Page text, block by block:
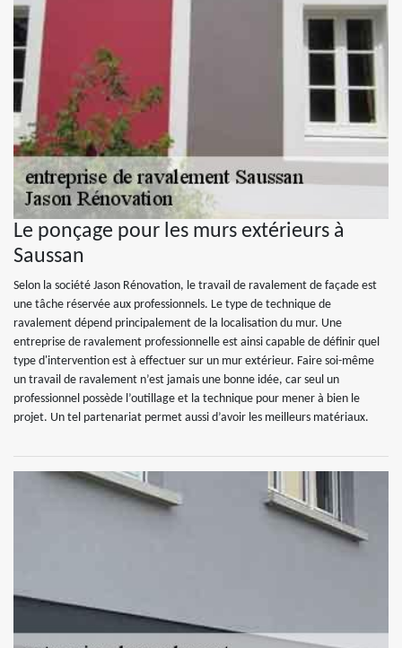
Le ponçage pour les murs extérieurs à
Saussan
Selon la société Jason Rénovation, le travail de ravalement de façade est
une tâche réservée aux professionnels. Le type de technique de
ravalement dépend principalement de la localisation du mur. Une
entreprise de ravalement professionnelle est ainsi capable de définir quel
type d'intervention est à effectuer sur un mur extérieur. Faire soi-même
un travail de ravalement n’est jamais une bonne idée, car seul un
professionnel possède l’outillage et la technique pour mener à bien le
projet. Un tel partenariat permet aussi d’avoir les meilleurs matériaux.